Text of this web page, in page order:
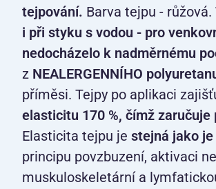
tejpování. Barva tejpu - růžová.
i při styku s vodou - pro
nedocházelo k nadměrnému
z NEALERGENNÍHO
příměsi. Tejpy po aplikaci
elasticitu 170 %, čímž
Elasticita tejpu je stejná jako
principu povzbuzení, aktivaci
muskuloskeletární a